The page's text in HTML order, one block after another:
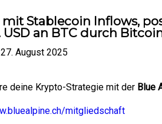
Stablecoin Inflows,
USD an BTC durch
August 2025
deine Krypto-Strategie mit der Blue
mitgliedschaft